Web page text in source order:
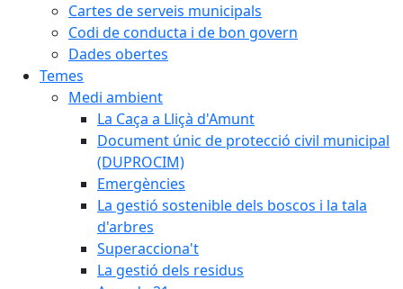
Cartes de serveis municipals
Codi de conducta i de bon govern
Dades obertes
Temes
Medi ambient
La Caça a Lliçà d'Amunt
Document únic de protecció civil municipal
(DUPROCIM)
Emergències
La gestió sostenible dels boscos i la tala
d'arbres
Superacciona't
La gestió dels residus